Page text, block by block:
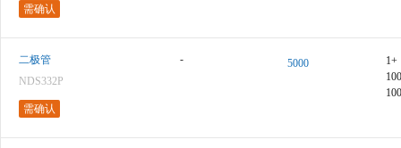
需确认
二极管
NDS332P
需确认
- 5000
1+